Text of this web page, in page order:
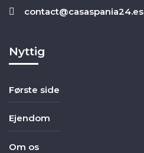
contact@casaspania24.es
Nyttig
Første side
Ejendom
Om os